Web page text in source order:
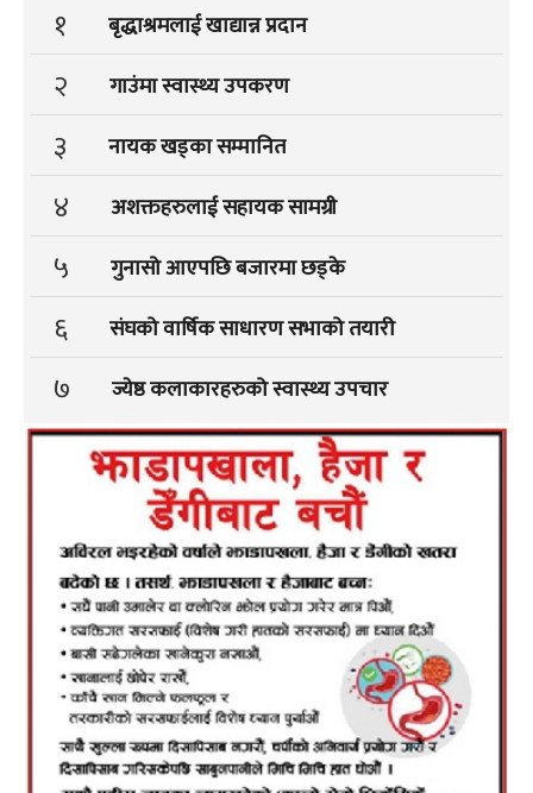
१ बृद्धाश्रमलाई खाद्यान्न प्रदान
२ गाउंमा स्वास्थ्य उपकरण
३ नायक खड्का सम्मानित
४ अशक्तहरुलाई सहायक सामग्री
५ गुनासो आएपछि बजारमा छड्के
६ संघको वार्षिक साधारण सभाको तयारी
७ ज्येष्ठ कलाकारहरुको स्वास्थ्य उपचार